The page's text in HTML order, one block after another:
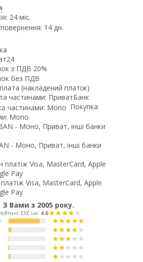
24 міс.
14 дн.
з ПДВ 20%
без ПДВ
(накладений платіж)
частинами: ПриватБанк
Покупка
Mono
- Моно, Приват, інші банки
Visa, MasterCard, Apple
Pay
З Вами з 2005 року.